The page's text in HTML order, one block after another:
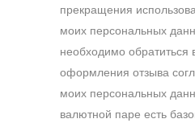
прекращения
моих персональных
необходимо
оформления отзыва
моих персональных
валютной паре есть